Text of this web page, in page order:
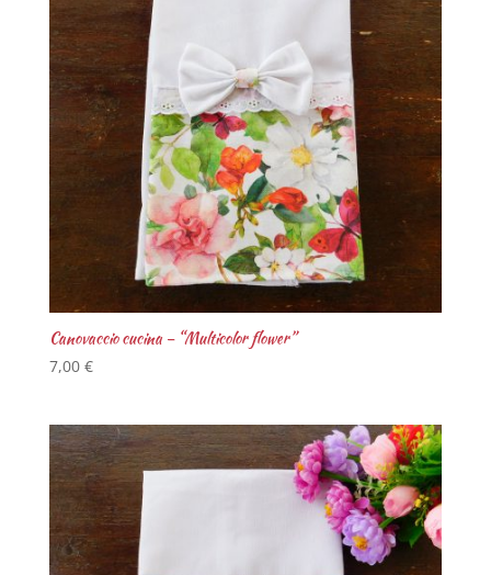
Canovaccio cucina – “Multicolor flower”
7,00 €